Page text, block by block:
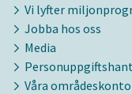
Vi lyfter
Jobba hos oss
Media
Våra